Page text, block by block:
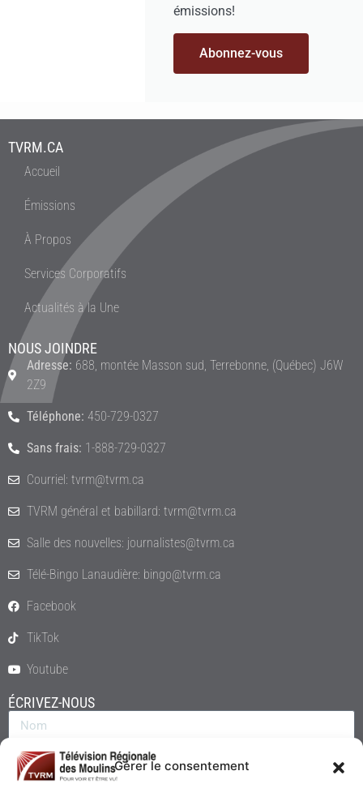
Gérer le consentement
émissions!
Abonnez-vous
TVRM.CA
Accueil
Émissions
À Propos
Services Corporatifs
Actualités à la Une
NOUS JOINDRE
Adresse: 688, montée Masson sud, Terrebonne, (Québec) J6W
2Z9
Téléphone: 450-729-0327
Sans frais: 1-888-729-0327
Courriel: tvrm@tvrm.ca
TVRM général et babillard: tvrm@tvrm.ca
Salle des nouvelles: journalistes@tvrm.ca
Télé-Bingo Lanaudière: bingo@tvrm.ca
Facebook
TikTok
Youtube
ÉCRIVEZ-NOUS